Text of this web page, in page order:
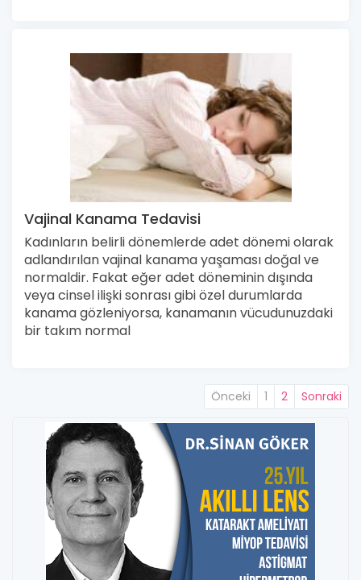
Vajinal Kanama Tedavisi
Kadınların belirli dönemlerde adet dönemi olarak
adlandırılan vajinal kanama yaşaması doğal ve
normaldir. Fakat eğer adet döneminin dışında
veya cinsel ilişki sonrası gibi özel durumlarda
kanama gözleniyorsa, kanamanın vücudunuzdaki
bir takım normal
Önceki 1 2 Sonraki